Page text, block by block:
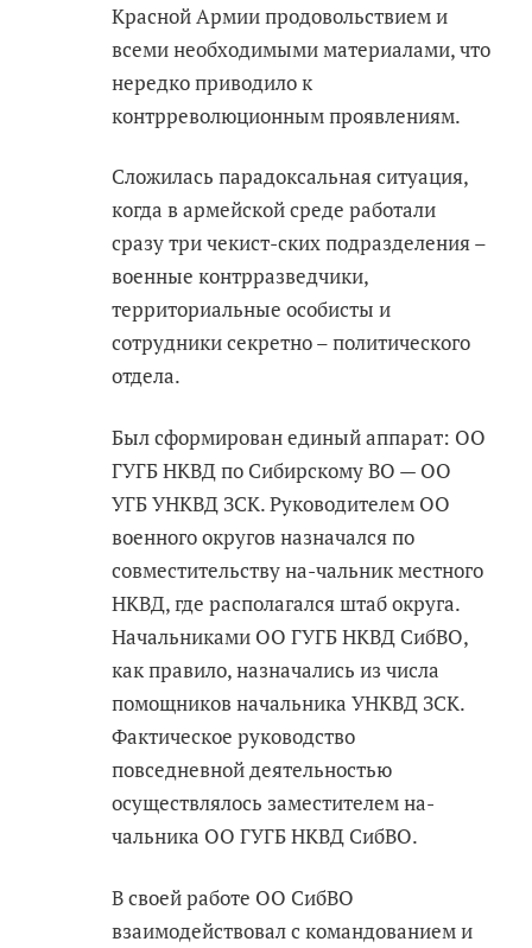
Красной Армии продовольствием и
всеми необходимыми материалами, что
нередко приводило к
контрреволюционным проявлениям.
Сложилась парадоксальная ситуация,
когда в армейской среде работали
сразу три чекист-ских подразделения –
военные контрразведчики,
территориальные особисты и
сотрудники секретно – политического
отдела.
Был сформирован единый аппарат: ОО
ГУГБ НКВД по Сибирскому ВО — ОО
УГБ УНКВД ЗСК. Руководителем ОО
военного округов назначался по
совместительству на-чальник местного
НКВД, где располагался штаб округа.
Начальниками ОО ГУГБ НКВД СибВО,
как правило, назначались из числа
помощников начальника УНКВД ЗСК.
Фактическое руководство
повседневной деятельностью
осуществлялось заместителем на-
чальника ОО ГУГБ НКВД СибВО.
В своей работе ОО СибВО
взаимодействовал с командованием и